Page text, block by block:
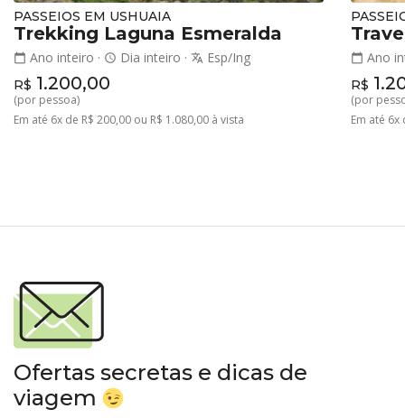
PASSEIOS EM USHUAIA
Trekking Laguna Esmeralda
calendar_today Ano inteiro · schedule Dia inteiro · translate Esp/Ing
R$ 1.200,00
(por pessoa)
Em até 6x de R$ 200,00 ou R$ 1.080,00 à vista
calendar_today Ano
R$
(por
Em até 6x
Ofertas secretas e dicas de
viagem